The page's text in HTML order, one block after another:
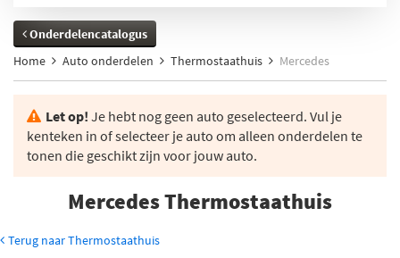
Onderdelencatalogus
Home
Auto onderdelen Thermostaathuis Mercedes
Let op! Je hebt nog geen auto geselecteerd. Vul je
kenteken in of selecteer je auto om alleen onderdelen te
tonen die geschikt zijn voor jouw auto.
Mercedes Thermostaathuis
Terug naar Thermostaathuis